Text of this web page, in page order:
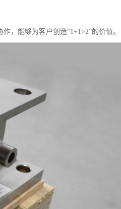
，能够为客户创造“1+1>2”的价值。